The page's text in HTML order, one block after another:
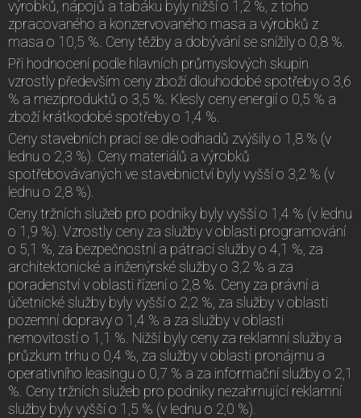
výrobků, nápojů a tabáku byly nižší o 1,2 %, z toho
zpracovaného a konzervovaného masa a výrobků z
masa o 10,5 %. Ceny těžby a dobývání se snížily o 0,8 %.
Při hodnocení podle hlavních průmyslových skupin
vzrostly především ceny zboží dlouhodobé spotřeby o 3,6
% a meziproduktů o 3,5 %. Klesly ceny energií o 0,5 % a
zboží krátkodobé spotřeby o 1,4 %.
Ceny stavebních prací se dle odhadů zvýšily o 1,8 % (v
lednu o 2,3 %). Ceny materiálů a výrobků
spotřebovávaných ve stavebnictví byly vyšší o 3,2 % (v
lednu o 2,8 %).
Ceny tržních služeb pro podniky byly vyšší o 1,4 % (v lednu
o 1,9 %). Vzrostly ceny za služby v oblasti programování
o 5,1 %, za bezpečnostní a pátrací služby o 4,1 %, za
architektonické a inženýrské služby o 3,2 % a za
poradenství v oblasti řízení o 2,8 %. Ceny za právní a
účetnické služby byly vyšší o 2,2 %, za služby v oblasti
pozemní dopravy o 1,4 % a za služby v oblasti
nemovitostí o 1,1 %. Nižší byly ceny za reklamní služby a
průzkum trhu o 0,4 %, za služby v oblasti pronájmu a
operativního leasingu o 0,7 % a za informační služby o 2,1
%. Ceny tržních služeb pro podniky nezahrnující reklamní
služby byly vyšší o 1,5 % (v lednu o 2,0 %).